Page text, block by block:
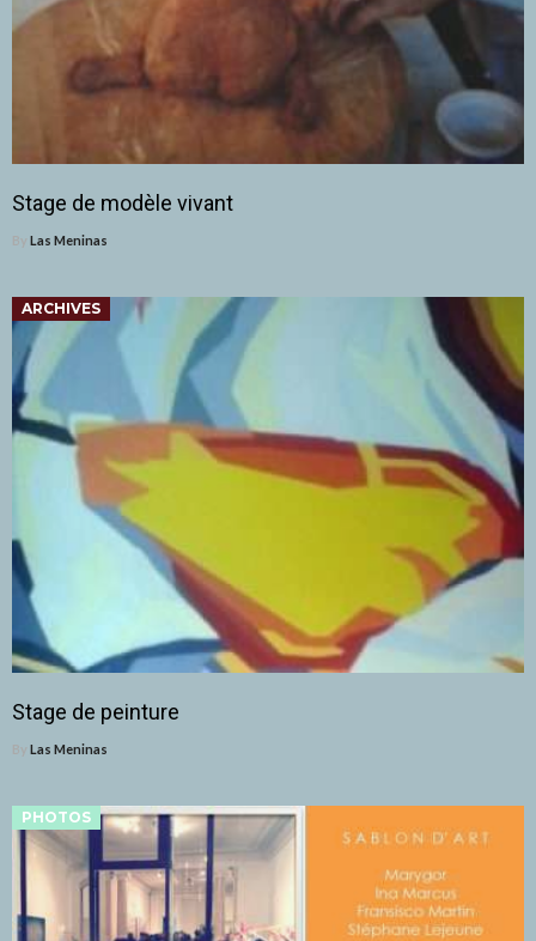
Stage de modèle vivant
By Las Meninas
ARCHIVES
Stage de peinture
By Las Meninas
PHOTOS